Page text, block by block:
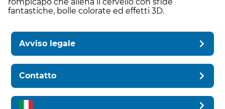
fantastiche, bolle colorate ed effetti 3D.
Avviso legale
Contatto